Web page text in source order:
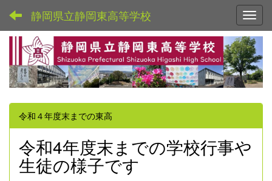
静岡県立静岡東高等学校
令和４年度末までの東高
令和4年度末までの学校行事や
生徒の様子です